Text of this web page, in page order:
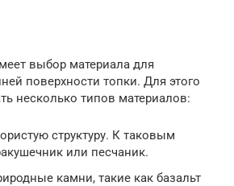
выбор материала для
поверхности топки. Для этого
несколько типов материалов:
структуру. К таковым
или песчаник.
камни, такие как базальт